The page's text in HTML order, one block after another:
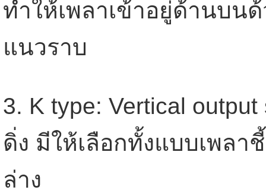
ทำให้เพลาเข้าอยู่ด้านบน
แนวราบ
3. K type: Vertical
ดิ่ง มีให้เลือกทั้งแบบเพล
ล่าง